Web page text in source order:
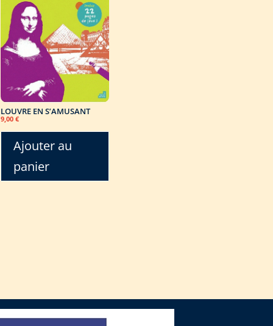
LOUVRE EN S’AMUSANT
9,00 €
Ajouter au
panier